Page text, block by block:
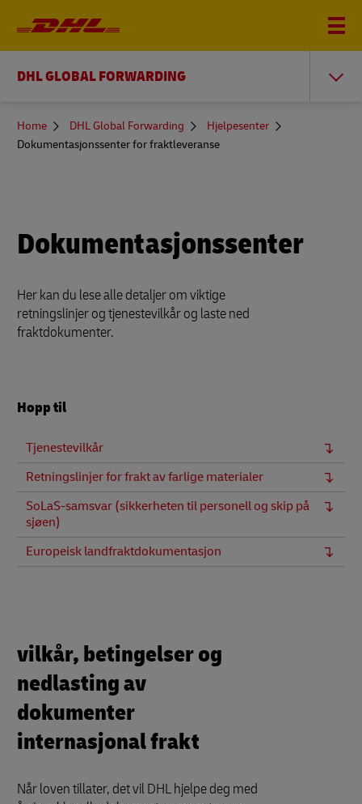
DHL GLOBAL FORWARDING
You
here
Home DHL Global Forwarding
Hjelpesenter
Dokumentasjonssenter for fraktleveranse
Dokumentasjonssenter
Her kan du lese alle detaljer om viktige
retningslinjer og tjenestevilkår og laste ned
fraktdokumenter.
Hopp til
Tjenestevilkår
Retningslinjer for frakt av farlige materialer
SoLaS-samsvar (sikkerheten til personell og skip på
sjøen)
Europeisk landfraktdokumentasjon
vilkår, betingelser og
nedlasting av
dokumenter
internasjonal frakt
Når loven tillater, det vil DHL hjelpe deg med